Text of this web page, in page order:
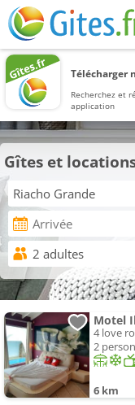
Télécharger
Recherchez et
application
Gîtes et
Motel
4 love
2
6 km